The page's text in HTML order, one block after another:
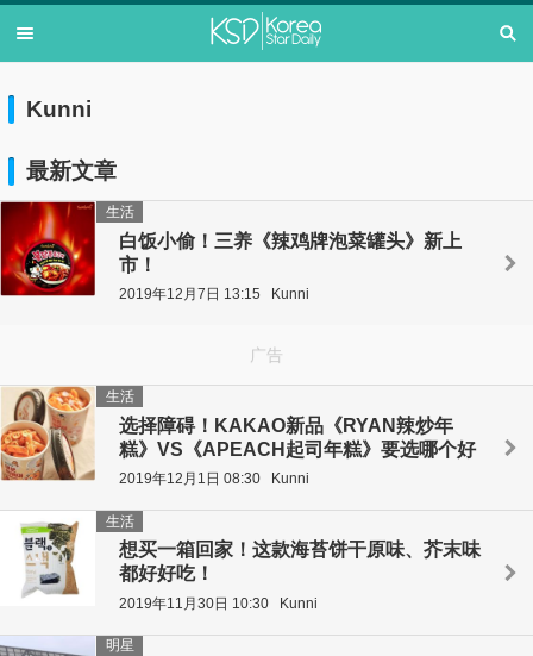
Kunni
最新文章
白饭小偷！三养《辣鸡牌泡菜罐头》新上
市！
生活
2019年12月7日 13:15 Kunni
广告
选择障碍！KAKAO新品《RYAN辣炒年
糕》VS《APEACH起司年糕》要选哪个好
生活
2019年12月1日 08:30 Kunni
想买一箱回家！这款海苔饼干原味、芥末味
都好好吃！
生活
2019年11月30日 10:30 Kunni
明星